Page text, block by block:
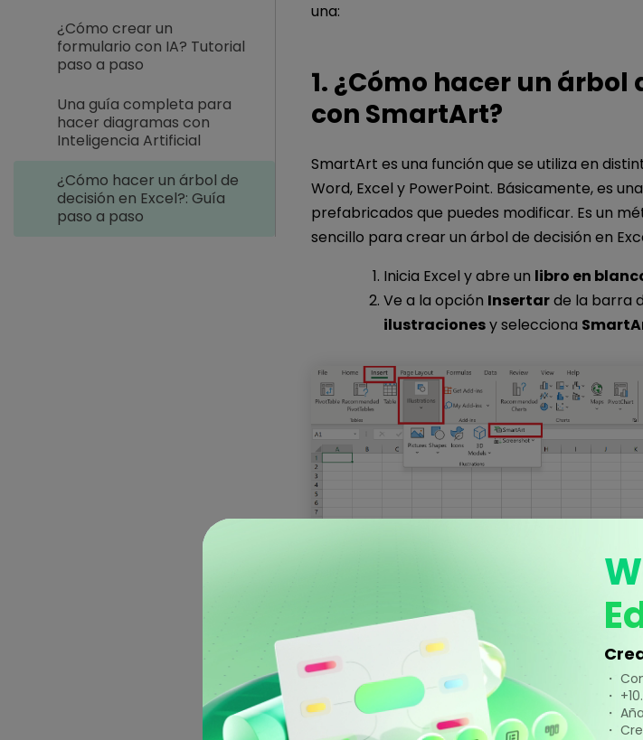
¿Cómo crear un
formulario con IA? Tutorial
paso a paso
Una guía completa para
hacer diagramas con
Inteligencia Artificial
¿Cómo hacer un árbol de
decisión en Excel?: Guía
paso a paso
una:
1. ¿Cómo hacer un árbol
con SmartArt?
SmartArt es una función que se utiliza en
Word, Excel y PowerPoint. Básicamente, es
prefabricados que puedes modificar. Es un
sencillo para crear un árbol de decisión en
Inicia Excel y abre un libro en
Ve a la opción Insertarde la barra
ilustracionesy selecciona
jerarquía
de la lista
Aquí puedes seleccionar cualquier
・
・
・
・